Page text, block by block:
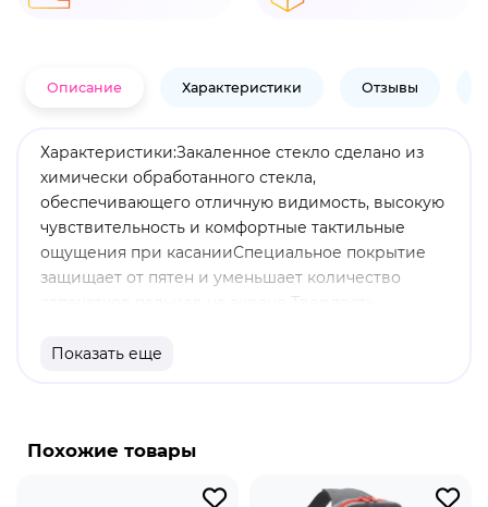
Описание Характеристики Отзывы
Характеристики:Закаленное стекло сделано из
химически обработанного стекла,
обеспечивающего отличную видимость, высокую
чувствительность и комфортные тактильные
ощущения при касанииСпециальное покрытие
защищает от пятен и уменьшает количество
отпечатков пальцев на экране Твердость
ммПротивоударная пленка (покрытие с высоким
сенсорной панели. ЗАМЕНЕ ПОДЛЕЖИТ
Показать еще
Похожие товары